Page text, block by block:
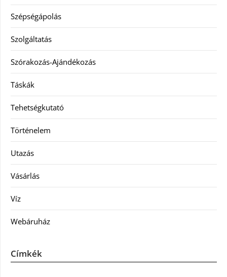
Szépségápolás
Szolgáltatás
Szórakozás-Ajándékozás
Táskák
Tehetségkutató
Történelem
Utazás
Vásárlás
Víz
Webáruház
Címkék